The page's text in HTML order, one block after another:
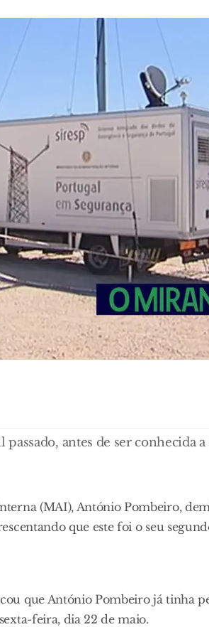
antes de ser conhecida
(MAI), António Pombeiro,
que este foi o seu
que António Pombeiro já tinha
feira, dia 22 de maio.